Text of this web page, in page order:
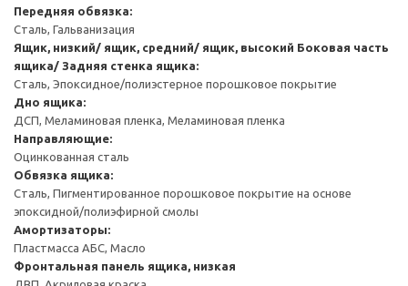
Передняя обвязка:
Сталь, Гальванизация
Ящик, низкий/ ящик, средний/ ящик, высокий Боковая часть
ящика/ Задняя стенка ящика:
Сталь, Эпоксидное/полиэстерное порошковое покрытие
Дно ящика:
ДСП, Меламиновая пленка, Меламиновая пленка
Направляющие:
Оцинкованная сталь
Обвязка ящика:
Сталь, Пигментированное порошковое покрытие на основе
эпоксидной/полиэфирной смолы
Амортизаторы:
Пластмасса АБС, Масло
Фронтальная панель ящика, низкая